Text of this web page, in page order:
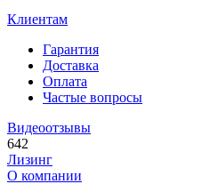
Клиентам
Гарантия
Доставка
Оплата
Частые вопросы
Видеоотзывы
642
Лизинг
О компании